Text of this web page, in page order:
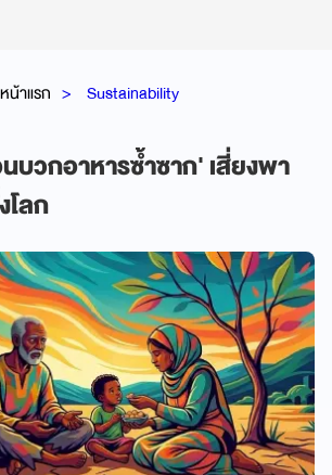
หน้าแรก Sustainability
บวกอาหารซ้ำซาก' เสี่ยงพา
ลก